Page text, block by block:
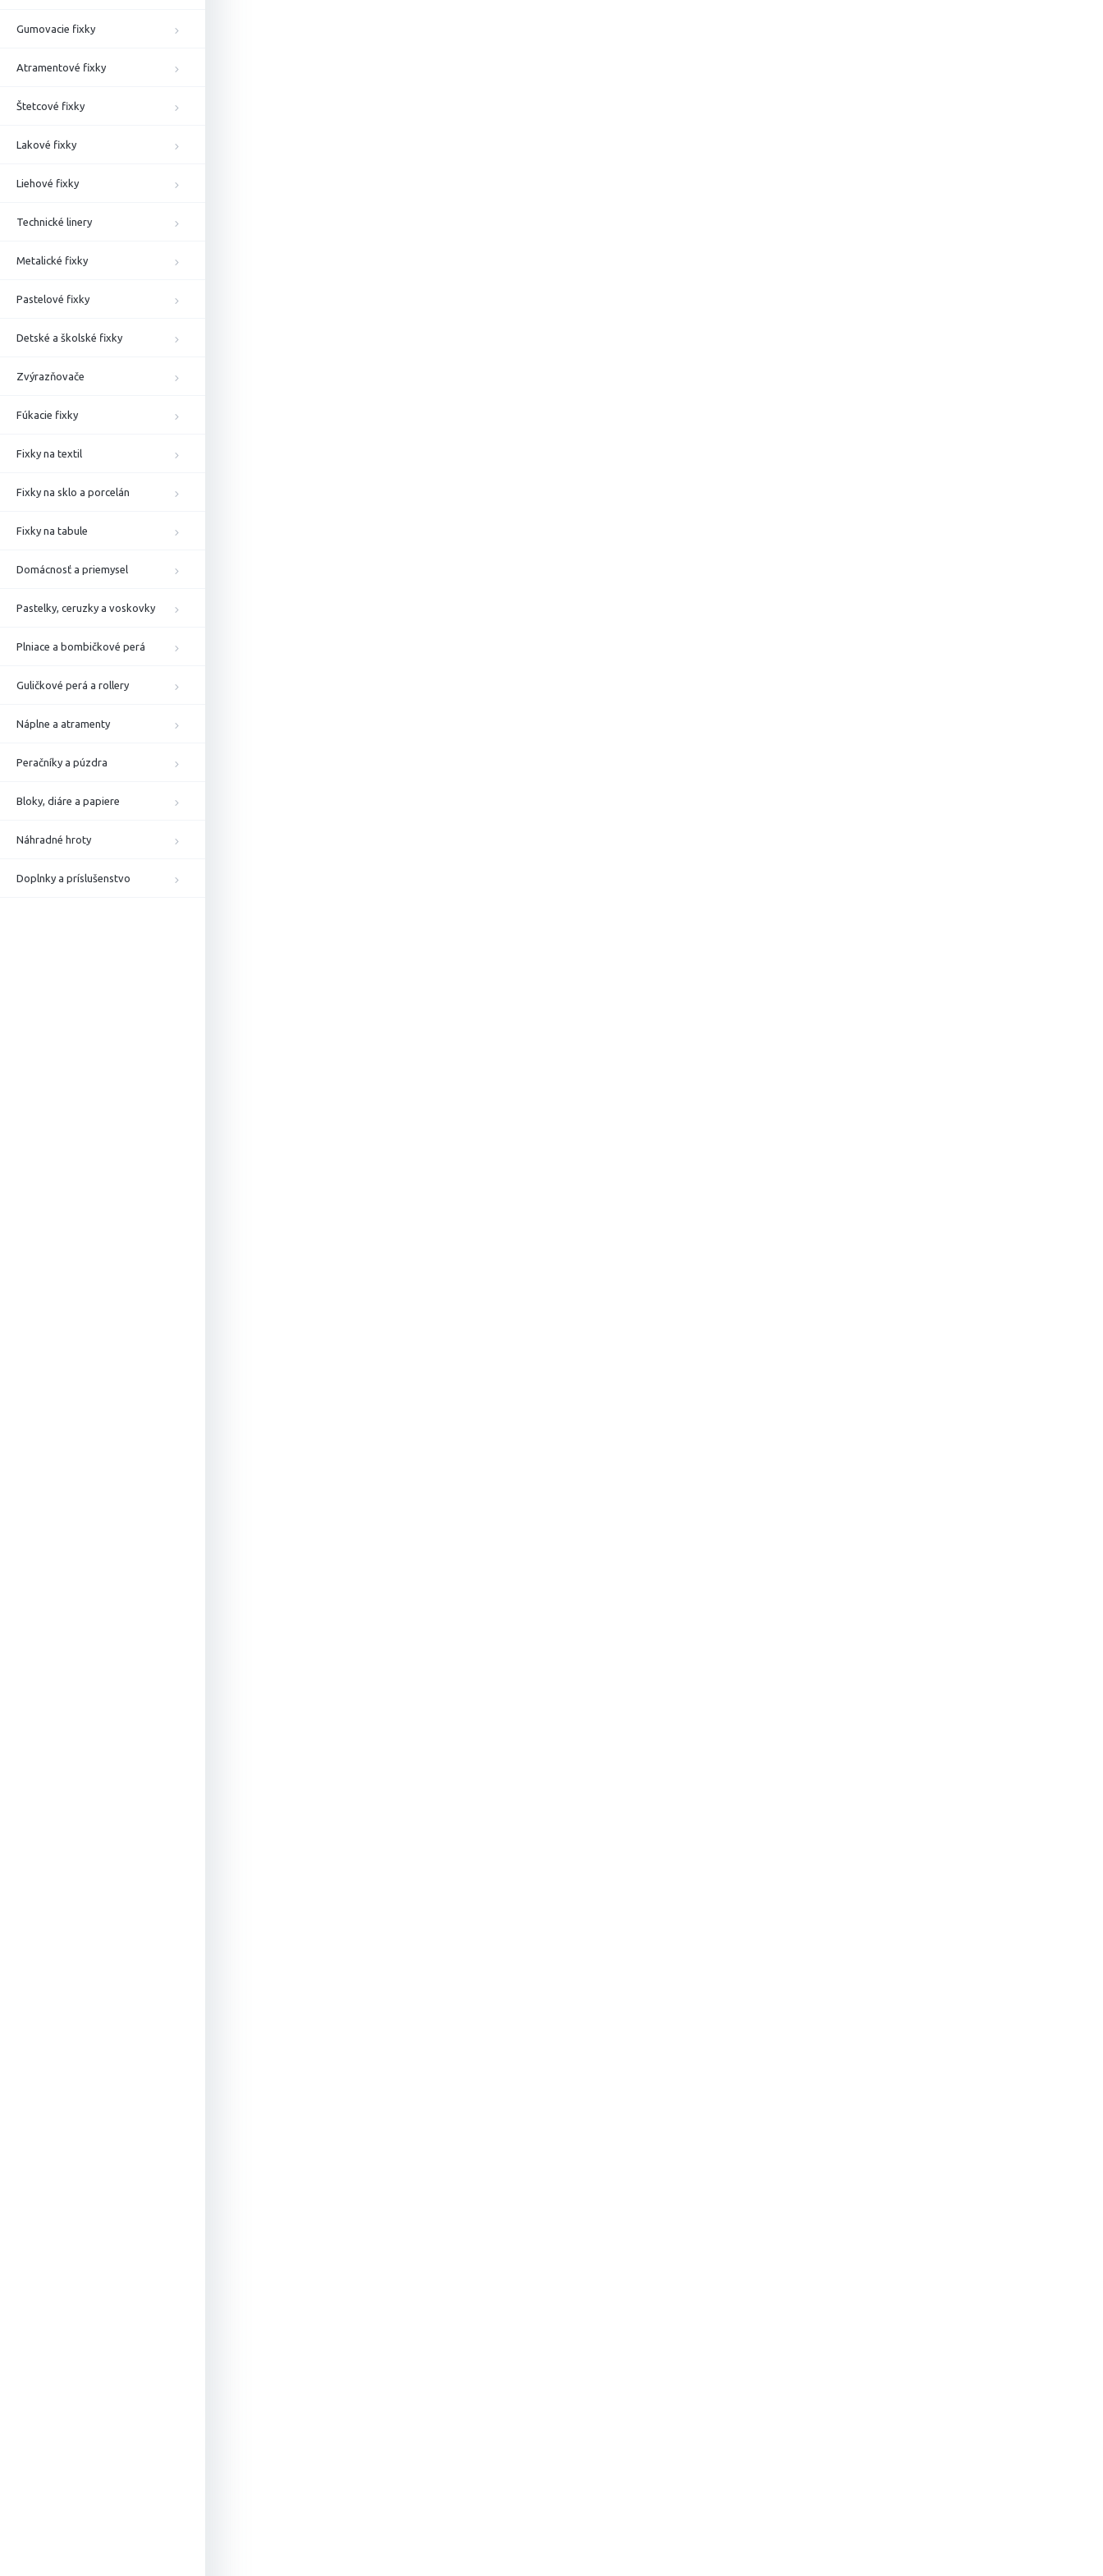
Gumovacie fixky
Atramentové fixky
Štetcové fixky
Lakové fixky
Liehové fixky
Technické linery
Metalické fixky
Pastelové fixky
Detské a školské fixky
Zvýrazňovače
Fúkacie fixky
Fixky na textil
Fixky na sklo a porcelán
Fixky na tabule
Domácnosť a priemysel
Pastelky, ceruzky a voskovky
Plniace a bombičkové perá
Guličkové perá a rollery
Náplne a atramenty
Peračníky a púzdra
Bloky, diáre a papiere
Náhradné hroty
Doplnky a príslušenstvo